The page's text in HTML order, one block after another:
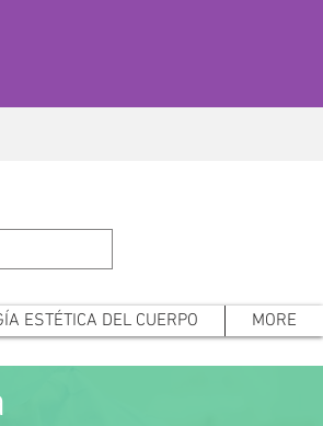
ESTÉTICA DEL CUERPO MORE